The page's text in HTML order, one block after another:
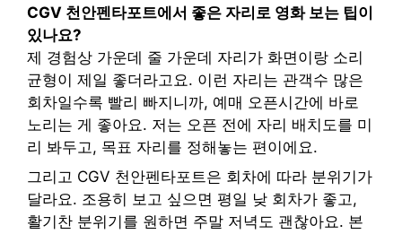
CGV 천안펜타포트에서 좋은 자리로 영화 보는 팁이
있나요?
제 경험상 가운데 줄 가운데 자리가 화면이랑 소리
균형이 제일 좋더라고요. 이런 자리는 관객수 많은
회차일수록 빨리 빠지니까, 예매 오픈시간에 바로
노리는 게 좋아요. 저는 오픈 전에 자리 배치도를 미
리 봐두고, 목표 자리를 정해놓는 편이에요.
그리고 CGV 천안펜타포트은 회차에 따라 분위기가
달라요. 조용히 보고 싶으면 평일 낮 회차가 좋고,
활기찬 분위기를 원하면 주말 저녁도 괜찮아요. 본